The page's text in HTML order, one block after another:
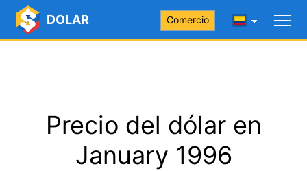
DOLAR Comercio
Precio del dólar en
January 1996